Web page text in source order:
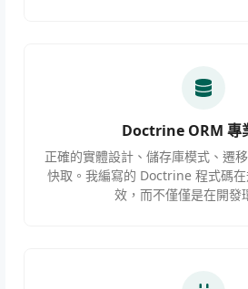
Doctrine ORM 專
正確的實體設計、儲存庫模式、遷
快取。我編寫的 Doctrine 程式碼
效，而不僅僅是在開發